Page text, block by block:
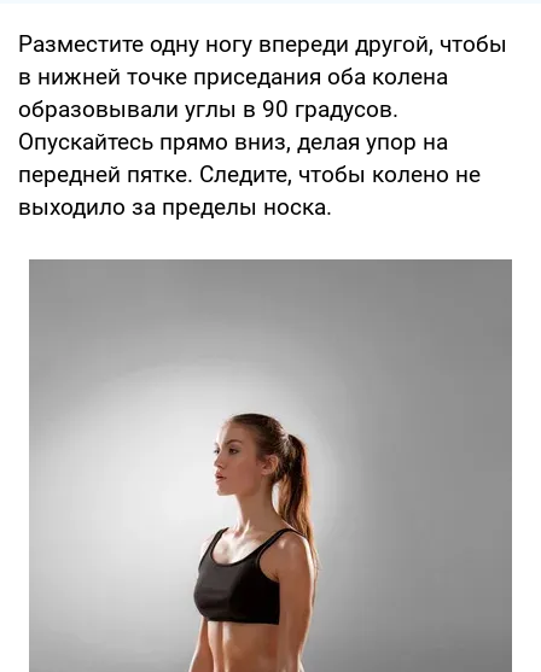
Разместите одну ногу впереди другой, чтобы
в нижней точке приседания оба колена
образовывали углы в 90 градусов.
Опускайтесь прямо вниз, делая упор на
передней пятке. Следите, чтобы колено не
выходило за пределы носка.